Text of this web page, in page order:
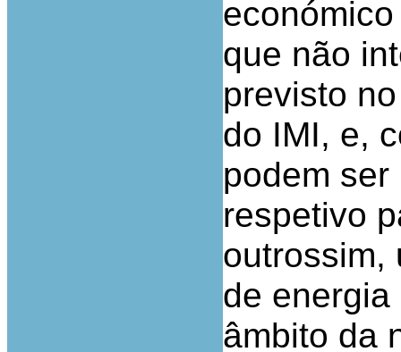
que não
previsto
do IMI, e,
podem
respetivo
outrossim,
de
âmbito da